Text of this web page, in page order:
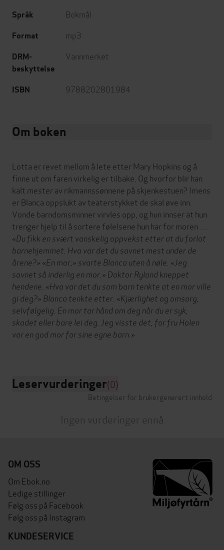
Språk Bokmål
Format mp3
DRM-
beskyttelse
Vannmerket
ISBN 9788202801984
Om boken
Lotta er revet mellom å lete etter Mary Hopkins og å
finne ut om faren virkelig er tilbake. Og hvorfor blir han
kalt mesterav rikmannssønnene på skjenkestuen? Imens
er Blanca oppslukt av teaterstykket de skal øve inn.
Vonde barndomsminner virvles opp, og hun innser at hun
trenger hjelp til å sortere følelsene hun har for moren …
«Du fikk en svært vanskelig oppvekst etter at du forlot
barnehjemmet. Hva var det du savnet mest under de
årene?» «En mor,» svarte Blanca uten å nøle. «Jeg
savnet så inderlig en mor.» Doktor Ryland kneppet
hendene. «Hva var det du som barn tenkte at en mor ville
gi deg?» Blanca tenkte etter. «Kjærlighet og omsorg,
selvfølgelig. En mor tar hånd om deg når du er syk,
skadet eller bare lei deg. Jeg visste det, for fru Holen
var en god mor for sine egne barn.»
Leservurderinger(0)
Betingelser for brukergenerert innhold
Ingen vurderinger ennå
OM OSS
Om Ebok.no
Ledige stillinger
Følg oss på Facebook
Følg oss på Instagram
KUNDESERVICE